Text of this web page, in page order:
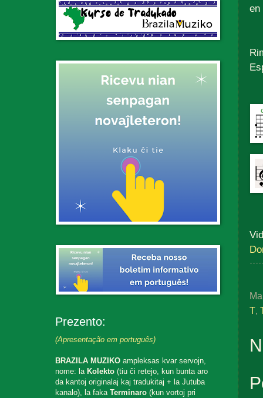
en
T,
Prezento:
(Apresentação em português)
BRAZILA MUZIKO ampleksas kvar servojn,
nome: la Kolekto (tiu ĉi retejo, kun bunta aro
da kantoj originalaj kaj tradukitaj + la Jutuba
kanalo), la fakaTerminaro (kun vortoj pri